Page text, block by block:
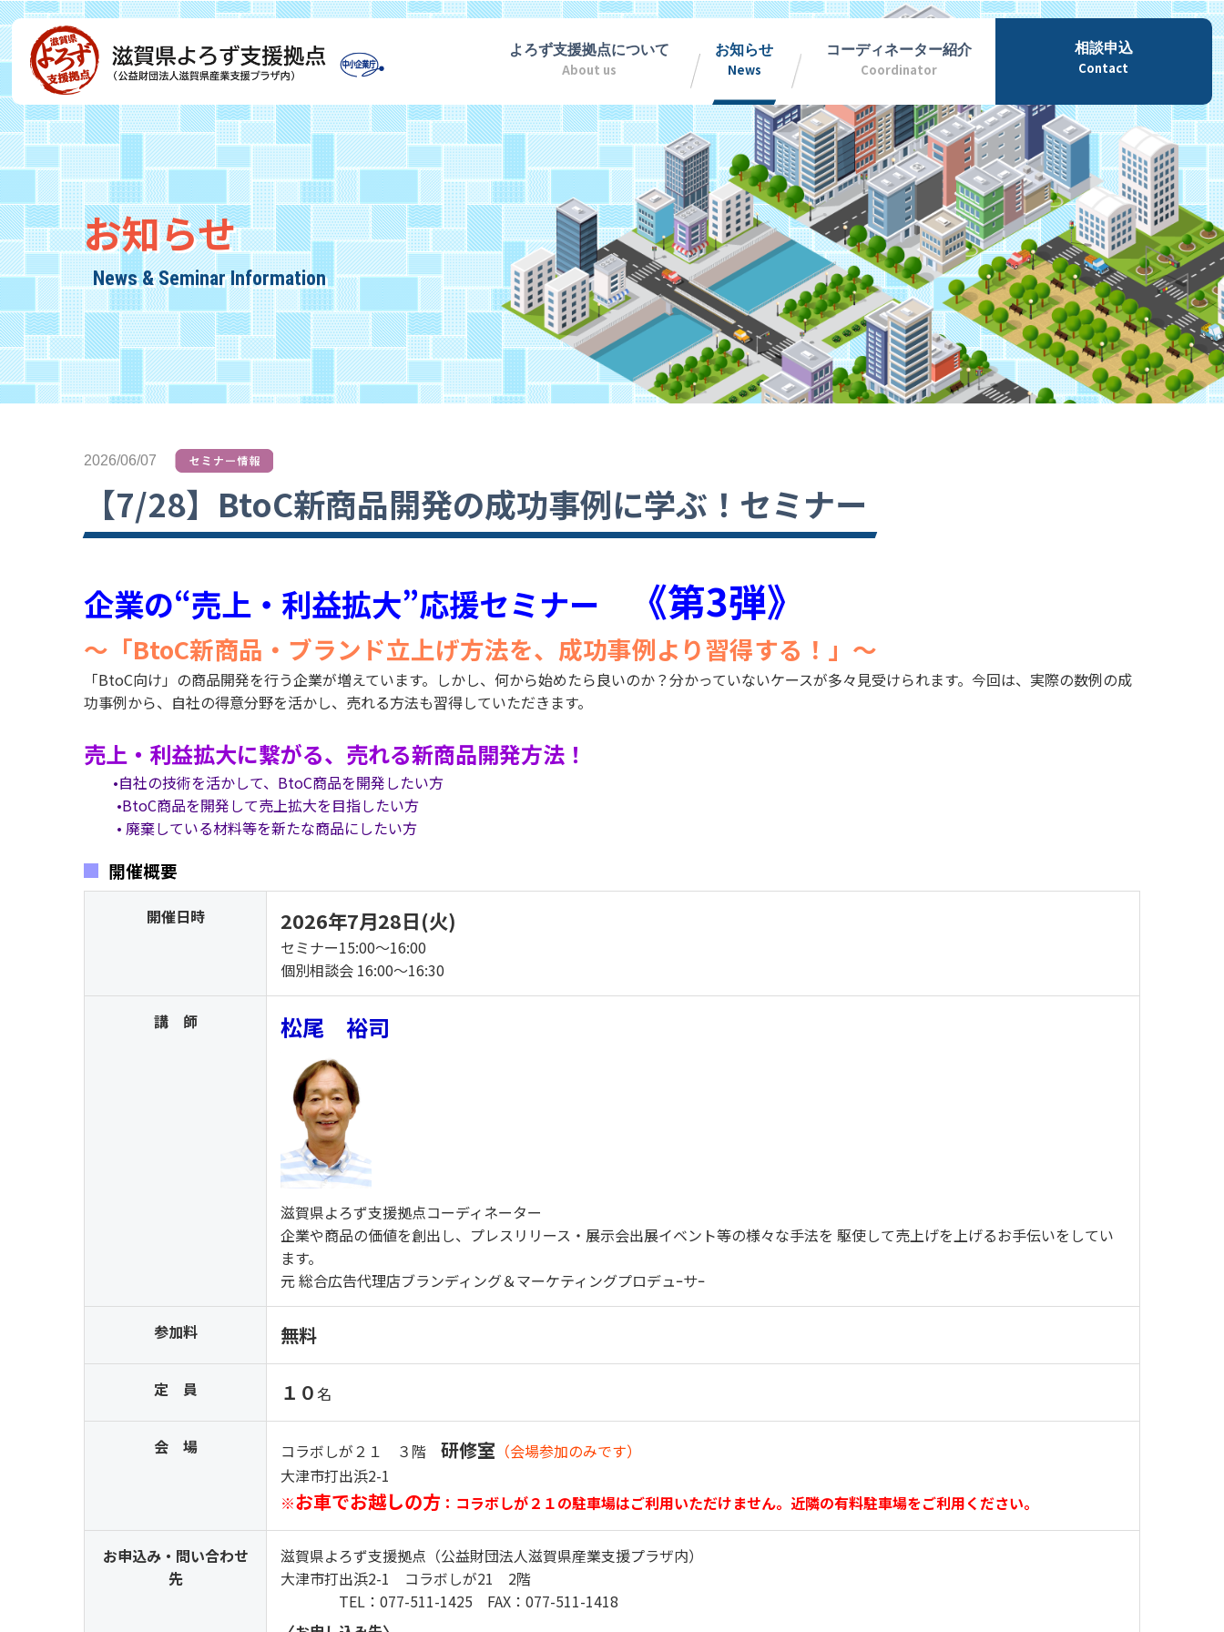
よろず支援拠点について
About us
お知らせ
News
コーディネーター紹介
Coordinator
相談申込
Contact
お知らせ
News & Seminar Information
2026/06/07
【7/28】BtoC新商品開発の成功事例に学ぶ！セミナー
企業の“売上・利益拡大”応援セミナー 《第3弾》
～「BtoC新商品・ブランド立上げ方法を、成功事例より習得する！」～
「BtoC向け」の商品開発を行う企業が増えています。しかし、何から始めたら良いのか？分かっていないケースが多々見受けられます。今回は、実際の数例の成
功事例から、自社の得意分野を活かし、売れる方法も習得していただきます。
売上・利益拡大に繋がる、売れる新商品開発方法！
•自社の技術を活かして、BtoC商品を開発したい方
•BtoC商品を開発して売上拡大を目指したい方
• 廃棄している材料等を新たな商品にしたい方
開催概要
開催日時 2026年7月28日(火)
セミナー15:00～16:00
個別相談会 16:00～16:30
講 師 松尾 裕司
滋賀県よろず支援拠点コーディネーター
企業や商品の価値を創出し、プレスリリース・展示会出展イベント等の様々な手法を 駆使して売上げを上げるお手伝いをしてい
ます。
元 総合広告代理店ブランディング＆マーケティングプロデュｰサｰ
参加料 無料
定 員 １０ 名
会 場 コラボしが２１ ３階 研修室 （会場参加のみです）
大津市打出浜2-1
※お車でお越しの方 ：コラボしが２１の駐車場はご利用いただけません。近隣の有料駐車場をご利用ください。
お申込み・問い合わせ
先
滋賀県よろず支援拠点（公益財団法人滋賀県産業支援プラザ内）
大津市打出浜2-1 コラボしが21 2階
TEL：077-511-1425 FAX：077-511-1418